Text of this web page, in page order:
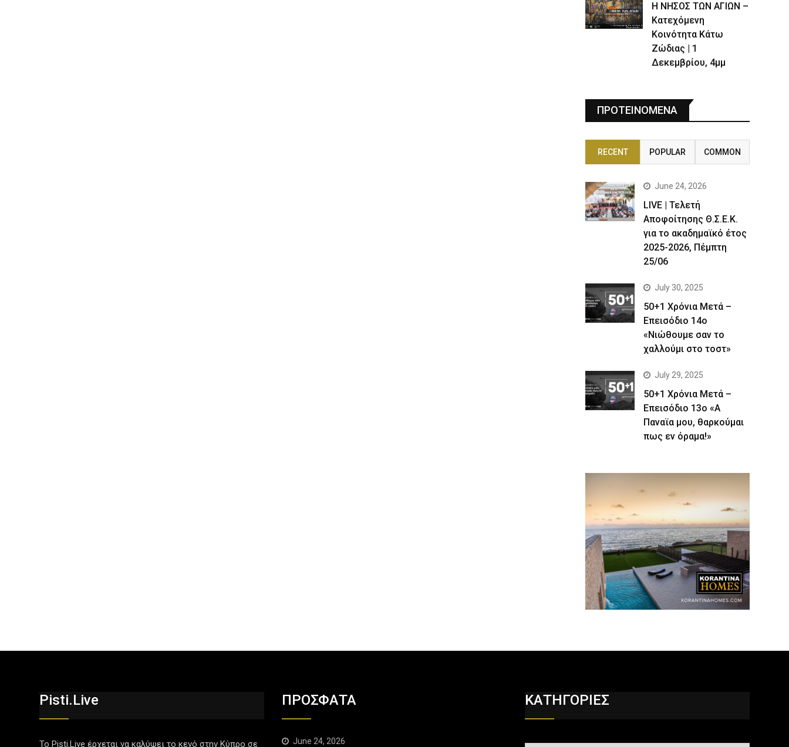
Η ΝΗΣΟΣ ΤΩΝ ΑΓΙΩΝ –
Κατεχόμενη
Κοινότητα Κάτω
Ζώδιας | 1
Δεκεμβρίου, 4μμ
ΠΡΟΤΕΙΝΟΜΕΝΑ
RECENT POPULAR COMMON
June 24, 2026
LIVE | Τελετή
Αποφοίτησης Θ.Σ.Ε.Κ.
για το ακαδημαϊκό έτος
2025-2026, Πέμπτη
25/06
July 30, 2025
50+1 Χρόνια Μετά –
Επεισόδιο 14ο
«Νιώθουμε σαν το
χαλλούμι στο τοστ»
July 29, 2025
50+1 Χρόνια Μετά –
Επεισόδιο 13ο «Α
Παναϊα μου, θαρκούμαι
πως εν όραμα!»
Pisti.live
Το Pisti.Live έρχεται να καλύψει το κενό στην Κύπρο σε
ΠΡΟΣΦΑΤΑ
June 24, 2026
ΚΑΤΗΓΟΡΙΕΣ